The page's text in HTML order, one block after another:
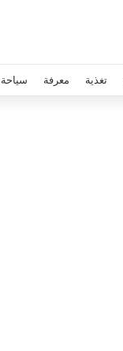
تغذية معرفة سياحة